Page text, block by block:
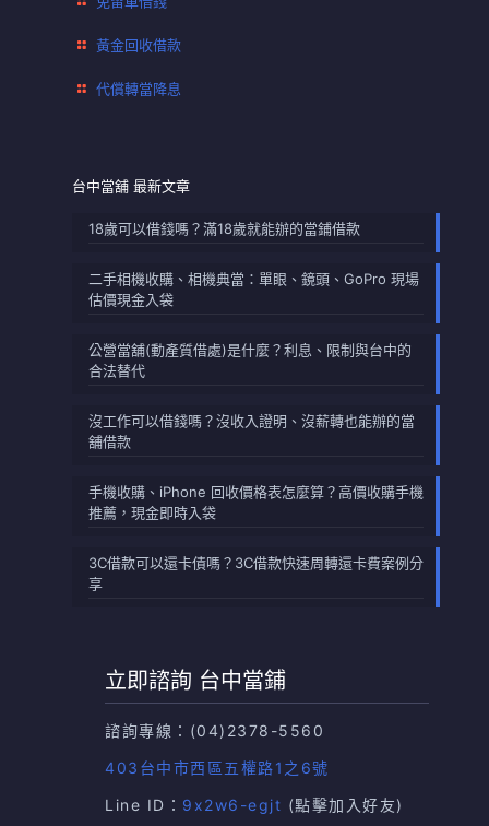
黃金回收借款
代償轉當降息
台中當舖 最新文章
18歲可以借錢嗎？滿18歲就能辦的當鋪借款
二手相機收購、相機典當：單眼、鏡頭、GoPro 現場
估價現金入袋
公營當舖(動產質借處)是什麼？利息、限制與台中的
合法替代
沒工作可以借錢嗎？沒收入證明、沒薪轉也能辦的當
舖借款
手機收購、iPhone 回收價格表怎麼算？高價收購手機
推薦，現金即時入袋
3C借款可以還卡債嗎？3C借款快速周轉還卡費案例分
享
立即諮詢 台中當鋪
諮詢專線： (04)2378-5560
403台中市西區五權路1之6號
Line ID： 9x2w6-egjt (點擊加入好友)